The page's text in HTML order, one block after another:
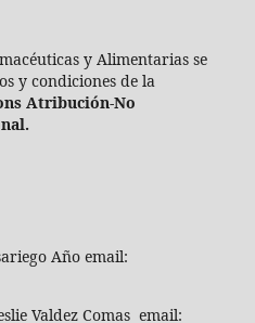
y Alimentarias se
y condiciones de la
Atribución-No
Año email:
Valdez Comas email: